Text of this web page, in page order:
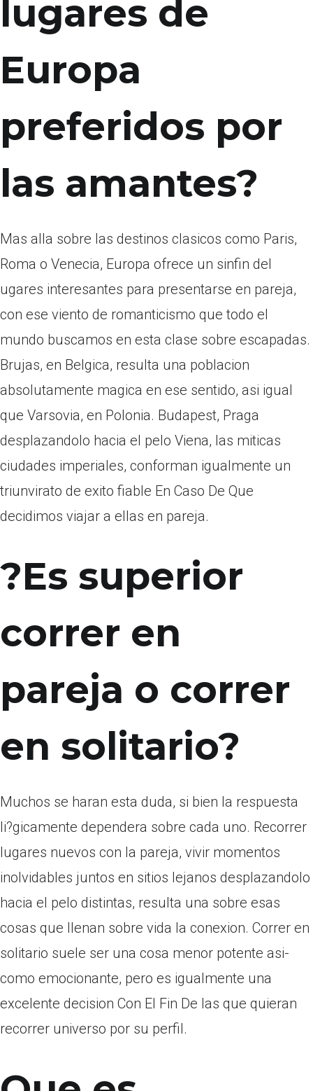
lugares de
Europa
preferidos por
las amantes?
Mas alla sobre las destinos clasicos como Paris,
Roma o Venecia, Europa ofrece un sinfin del
ugares interesantes para presentarse en pareja,
con ese viento de romanticismo que todo el
mundo buscamos en esta clase sobre escapadas.
Brujas, en Belgica, resulta una poblacion
absolutamente magica en ese sentido, asi igual
que Varsovia, en Polonia. Budapest, Praga
desplazandolo hacia el pelo Viena, las miticas
ciudades imperiales, conforman igualmente un
triunvirato de exito fiable En Caso De Que
decidimos viajar a ellas en pareja.
?Es superior
correr en
pareja o correr
en solitario?
Muchos se haran esta duda, si bien la respuesta
li?gicamente dependera sobre cada uno. Recorrer
lugares nuevos con la pareja, vivir momentos
inolvidables juntos en sitios lejanos desplazandolo
hacia el pelo distintas, resulta una sobre esas
cosas que llenan sobre vida la conexion. Correr en
solitario suele ser una cosa menor potente asi­
como emocionante, pero es igualmente una
excelente decision Con El Fin De las que quieran
recorrer universo por su perfil.